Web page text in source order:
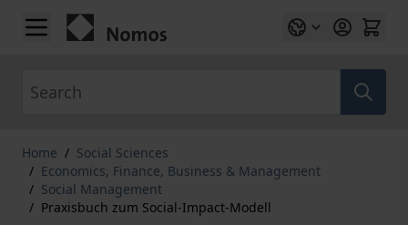
Skip to Content
Home / Social Sciences
/ Economics, Finance, Business & Management
/ Social Management
/ Praxisbuch zum Social-Impact-Modell